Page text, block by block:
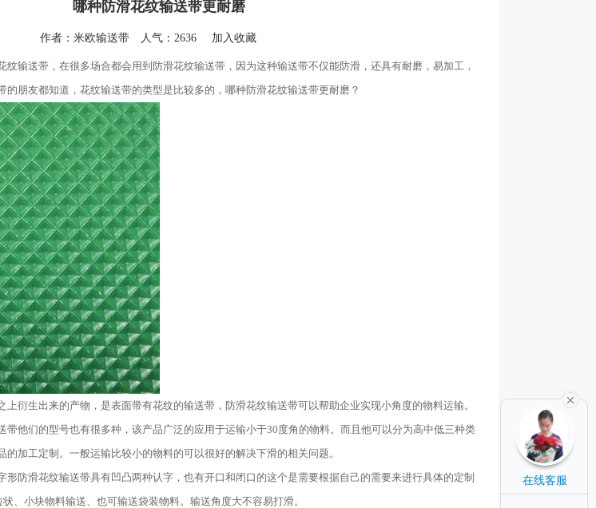
哪种防滑花纹输送带更耐磨
作者： 米欧输送带人气：2636 加入收藏
纹输送带，在很多场合都会用到防滑花纹输送带，因为这种输送带不仅能防滑，还具有耐磨，易加工，
的朋友都知道，花纹输送带的类型是比较多的，哪种防滑花纹输送带更耐磨？
上衍生出来的产物，是表面带有花纹的输送带，防滑花纹输送带可以帮助企业实现小角度的物料运输。
带他们的型号也有很多种，该产品广泛的应用于运输小于30度角的物料。而且他可以分为高中低三种类
加工定制。一般运输比较小的物料的可以很好的解决下滑的相关问题。
形防滑花纹输送带具有凹凸两种认字，也有开口和闭口的这个是需要根据自己的需要来进行具体的定制
、小块物料输送、也可输送袋装物料。输送角度大不容易打滑。
在线客服